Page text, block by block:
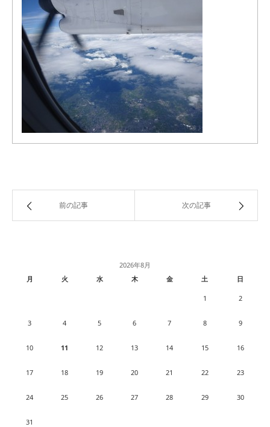
前の記事 次の記事
2026年8月
月
火 水 木 金 土 日
1 2
3 4 5 6 7 8 9
10 11 12 13 14 15 16
17 18 19 20 21 22 23
24 25 26 27 28 29 30
31